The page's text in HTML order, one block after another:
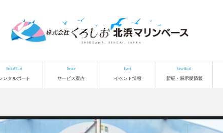
Rental Boat
ンタルボート
Service
サービス案内
Event
イベント情報
New Boat
新艇・展示艇情報